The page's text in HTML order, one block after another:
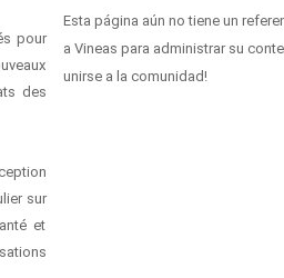
pour
des
sur
et
Esta página aún no tiene un
a Vineas para administrar su
unirse a la comunidad!